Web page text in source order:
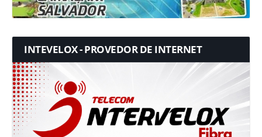
INTEVELOX - PROVEDOR DE INTERNET